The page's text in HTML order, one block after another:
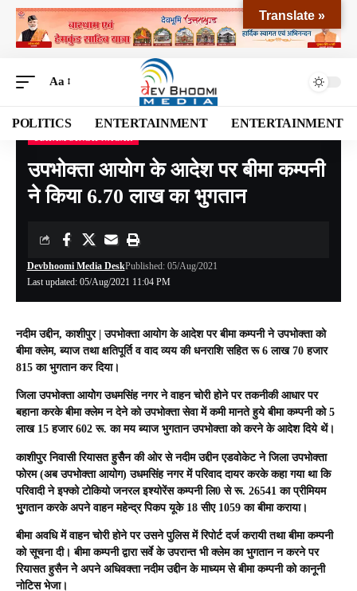
Aa
POLITICS ENTERTAINMENT ENTERTAINMENT
Devbhoomi Media >Blog>NATIONAL>UTTARAKHAND>UDHAM SINGH NAGAR
उपभोक्ता आयोग के आदेश पर बीमा कम्पनी
ने किया 6.70 लाख का भुगतान
Last updated: 05/Aug/2021 11:04 PM
Devbhoomi Media DeskPublished: 05/Aug/2021
नदीम उद्दीन, काशीपुर | उपभोक्ता आयोग के आदेश पर बीमा कम्पनी ने उपभोक्ता को
बीमा क्लेम, ब्याज तथा क्षतिपूर्ति व वाद व्यय की धनराशि सहित रू 6 लाख 70 हजार
815 का भुगतान कर दिया।
जिला उपभोक्ता आयोेग उधमसिंह नगर ने वाहन चोरी होने पर तकनीकी आधार पर
बहाना करके बीमा क्लेम न देने को उपभोक्ता सेवा में कमी मानते हुये बीमा कम्पनी को 5
लाख 15 हजार 602 रू. का मय ब्याज भुगतान उपभोक्ता को करने के आदेश दिये थें।
काशीपुर निवासी रियासत हुसैैन की ओर सेनदीम उद्दीन एडवोकेटने जिला उपभोक्ता
फोरम (अब उपभोक्ता आयोग) उधमसिंह नगर में परिवाद दायर करके कहा गया था कि
परिवादी ने इफ्को टोकियो जनरल इश्योरेंस कम्पनी लि0 से रू. 26541 का प्रीमियम
भुुगतान करके अपने वाहन महेन्द्र पिकप यूके 18 सीए 1059 का बीमा कराया।
बीमा अवधि में वाहन चोरी होने पर उसने पुलिस में रिपोर्ट दर्ज करायी तथा बीमा कम्पनी
को सूचना दी। बीमा कम्पनी द्वारा सर्वे के उपरान्त भी क्लेम का भुगतान न करने पर
रियासत हुसैन नेे अपने अधिवक्ता नदीम उद्दीन के माध्यम से बीमा कम्पनी को कानूनी
नोटिस भेजा।
Translate »